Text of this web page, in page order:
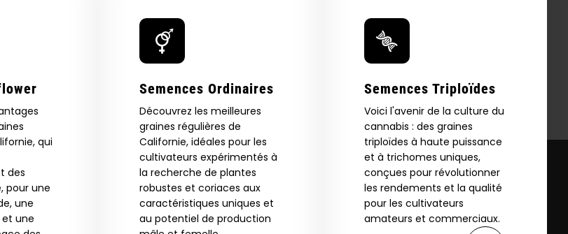
qui
des
pour une
une
une
Semences Ordinaires
Découvrez les meilleures
graines régulières de
Californie, idéales pour les
cultivateurs expérimentés à
la recherche de plantes
robustes et coriaces aux
caractéristiques uniques et
au potentiel de production
Semences Triploïdes
Voici l'avenir de la culture du
cannabis : des graines
triploïdes à haute puissance
et à trichomes uniques,
conçues pour révolutionner
les rendements et la qualité
pour les cultivateurs
amateurs et commerciaux.
Are You Aged 18 Or Over?
and products of our website is reserved for
Agree & Enter
AGREE & ENTER, you confirm you are 18
get 10% off
about new
Confirming You're 21+